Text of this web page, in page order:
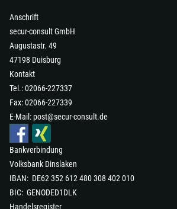
Anschrift
secur-consult GmbH
Augustastr. 49
47198 Duisburg
Kontakt
Tel.: 02066-227337
Fax: 02066-227339
E-Mail: post@secur-consult.de
Bankverbindung
Volksbank Dinslaken
IBAN: DE62 352 612 480 308 402 010
BIC: GENODED1DLK
Handelsregister